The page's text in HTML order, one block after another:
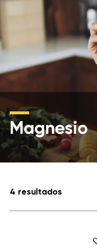
Magnesio
4 resultados